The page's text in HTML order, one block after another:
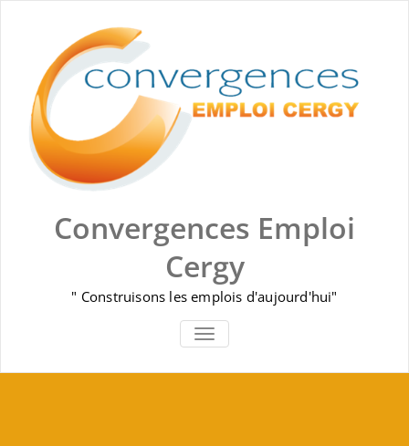
Convergences Emploi
Cergy
" Construisons les emplois d'aujourd'hui"
AFFICHER/MASQUER LA